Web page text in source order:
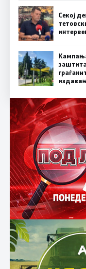
Секој